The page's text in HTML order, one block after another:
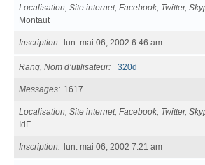
Localisation, Site internet, Facebook, Twitter,
Montaut
Inscription lun. mai 06, 2002 6:46 am
Rang, Nom d’utilisateur 320d
Messages 1617
Localisation, Site internet, Facebook, Twitter,
IdF
Inscription lun. mai 06, 2002 7:21 am